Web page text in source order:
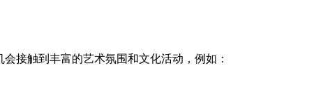
接触到丰富的艺术氛围和文化活动，例如：